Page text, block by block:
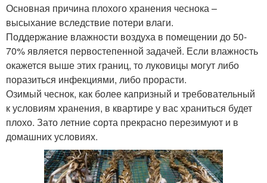
Основная причина плохого хранения чеснока –
высыхание вследствие потери влаги.
Поддержание влажности воздуха в помещении до 50-
70% является первостепенной задачей. Если влажность
окажется выше этих границ, то луковицы могут либо
поразиться инфекциями, либо прорасти.
Озимый чеснок, как более капризный и требовательный
к условиям хранения, в квартире у вас храниться будет
плохо. Зато летние сорта прекрасно перезимуют и в
домашних условиях.